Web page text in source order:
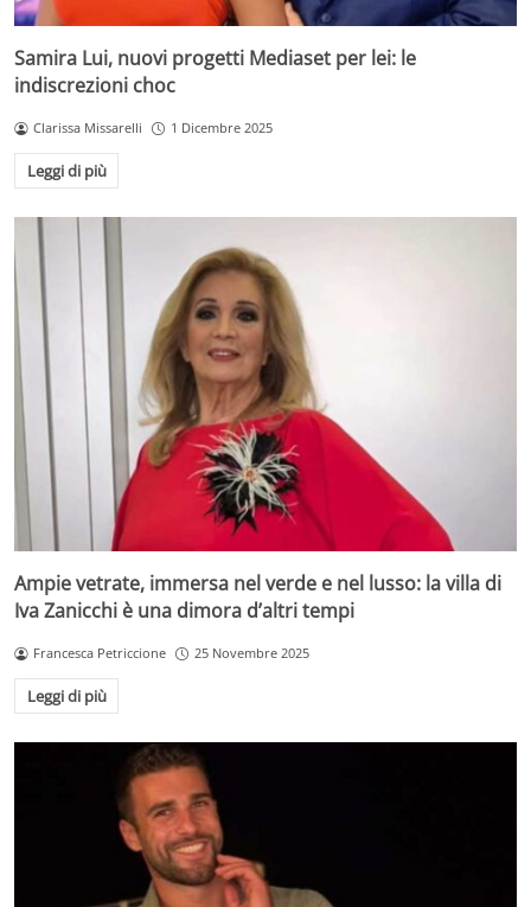
Samira Lui, nuovi progetti Mediaset per lei: le
indiscrezioni choc
Clarissa Missarelli 1 Dicembre 2025
Leggi di più
Ampie vetrate, immersa nel verde e nel lusso: la villa di
Iva Zanicchi è una dimora d’altri tempi
Francesca Petriccione 25 Novembre 2025
Leggi di più